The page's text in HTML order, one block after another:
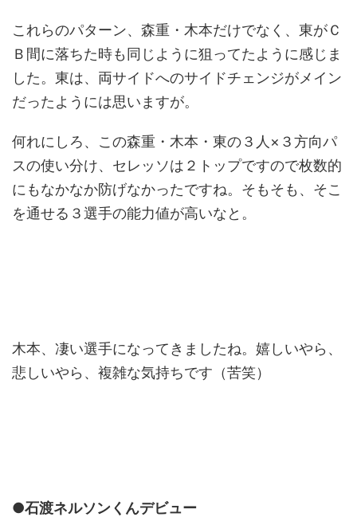
これらのパターン、森重・木本だけでなく、東がＣ
Ｂ間に落ちた時も同じように狙ってたように感じま
した。東は、両サイドへのサイドチェンジがメイン
だったようには思いますが。
何れにしろ、この森重・木本・東の３人×３方向パ
スの使い分け、セレッソは２トップですので枚数的
にもなかなか防げなかったですね。そもそも、そこ
を通せる３選手の能力値が高いなと。
木本、凄い選手になってきましたね。嬉しいやら、
悲しいやら、複雑な気持ちです（苦笑）
●石渡ネルソンくんデビュー